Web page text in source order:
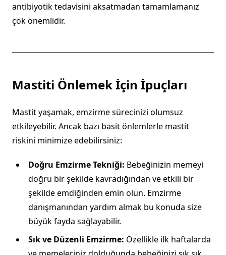
antibiyotik tedavisini aksatmadan tamamlamanız
çok önemlidir.
Mastiti Önlemek İçin İpuçları
Mastit yaşamak, emzirme sürecinizi olumsuz
etkileyebilir. Ancak bazı basit önlemlerle mastit
riskini minimize edebilirsiniz:
Doğru Emzirme Tekniği: Bebeğinizin memeyi
doğru bir şekilde kavradığından ve etkili bir
şekilde emdiğinden emin olun. Emzirme
danışmanından yardım almak bu konuda size
büyük fayda sağlayabilir.
Sık ve Düzenli Emzirme: Özellikle ilk haftalarda